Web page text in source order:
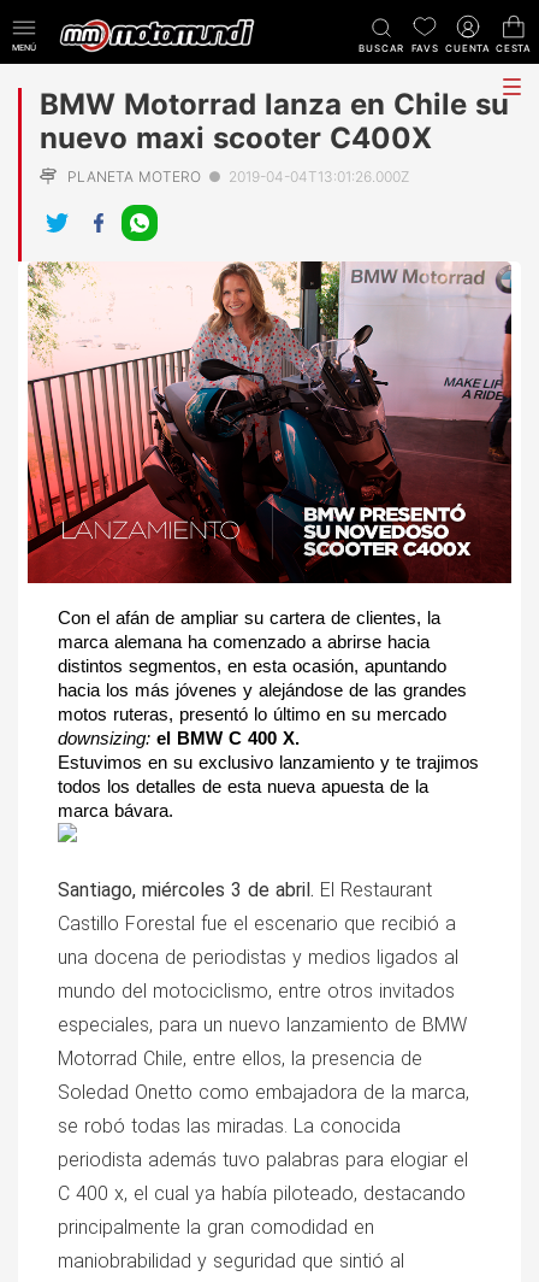
MENÚ BUSCAR FAVS CUENTA CESTA
BMW Motorrad lanza en Chile su
nuevo maxi scooter C400X
PLANETA MOTERO ● 2019-04-04T13:01:26.000Z
Con el afán de ampliar su cartera de clientes, la
marca alemana ha comenzado a abrirse hacia
distintos segmentos, en esta ocasión, apuntando
hacia los más jóvenes y alejándose de las grandes
downsizing: el BMW C 400 X.
Estuvimos en su exclusivo lanzamiento y te trajimos
todos los detalles de esta nueva apuesta de la
marca bávara.
Santiago, miércoles 3 de abril. El Restaurant
Castillo Forestal fue el escenario que recibió a
una docena de periodistas y medios ligados al
mundo del motociclismo, entre otros invitados
especiales, para un nuevo lanzamiento de BMW
Motorrad Chile, entre ellos, la presencia de
Soledad Onetto como embajadora de la marca,
se robó todas las miradas. La conocida
periodista además tuvo palabras para elogiar el
C 400 x, el cual ya había piloteado, destacando
principalmente la gran comodidad en
maniobrabilidad y seguridad que sintió al